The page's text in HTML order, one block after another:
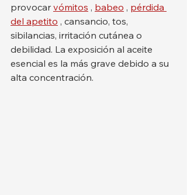
provocar vómitos , babeo , pérdida
del apetito , cansancio, tos,
sibilancias, irritación cutánea o
debilidad. La exposición al aceite
esencial es la más grave debido a su
alta concentración.